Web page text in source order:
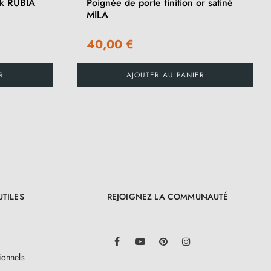
MILA
40,00 €
AJOUTER AU PANIER
REJOIGNEZ LA COMMUNAUTÉ
FacebookYouTube Pinterest